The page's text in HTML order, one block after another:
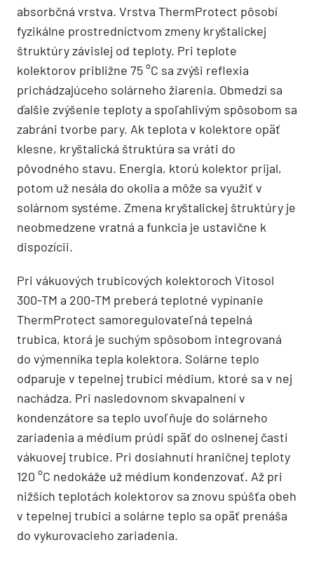
absorbčná vrstva. Vrstva ThermProtect pôsobí
fyzikálne prostredníctvom zmeny kryštalickej
štruktúry závislej od teploty. Pri teplote
kolektorov približne 75 °C sa zvýši reflexia
prichádzajúceho solárneho žiarenia. Obmedzí sa
ďalšie zvýšenie teploty a spoľahlivým spôsobom sa
zabráni tvorbe pary. Ak teplota v kolektore opäť
klesne, kryštalická štruktúra sa vráti do
pôvodného stavu. Energia, ktorú kolektor prijal,
potom už nesála do okolia a môže sa využiť v
solárnom systéme. Zmena kryštalickej štruktúry je
neobmedzene vratná a funkcia je ustavične k
dispozícii.
Pri vákuových trubicových kolektoroch Vitosol
300-TM a 200-TM preberá teplotné vypínanie
ThermProtect samoregulovateľná tepelná
trubica, ktorá je suchým spôsobom integrovaná
do výmenníka tepla kolektora. Solárne teplo
odparuje v tepelnej trubici médium, ktoré sa v nej
nachádza. Pri nasledovnom skvapalnení v
kondenzátore sa teplo uvoľňuje do solárneho
zariadenia a médium prúdi späť do oslnenej časti
vákuovej trubice. Pri dosiahnutí hraničnej teploty
120 °C nedokáže už médium kondenzovať. Až pri
nižších teplotách kolektorov sa znovu spúšťa obeh
v tepelnej trubici a solárne teplo sa opäť prenáša
do vykurovacieho zariadenia.